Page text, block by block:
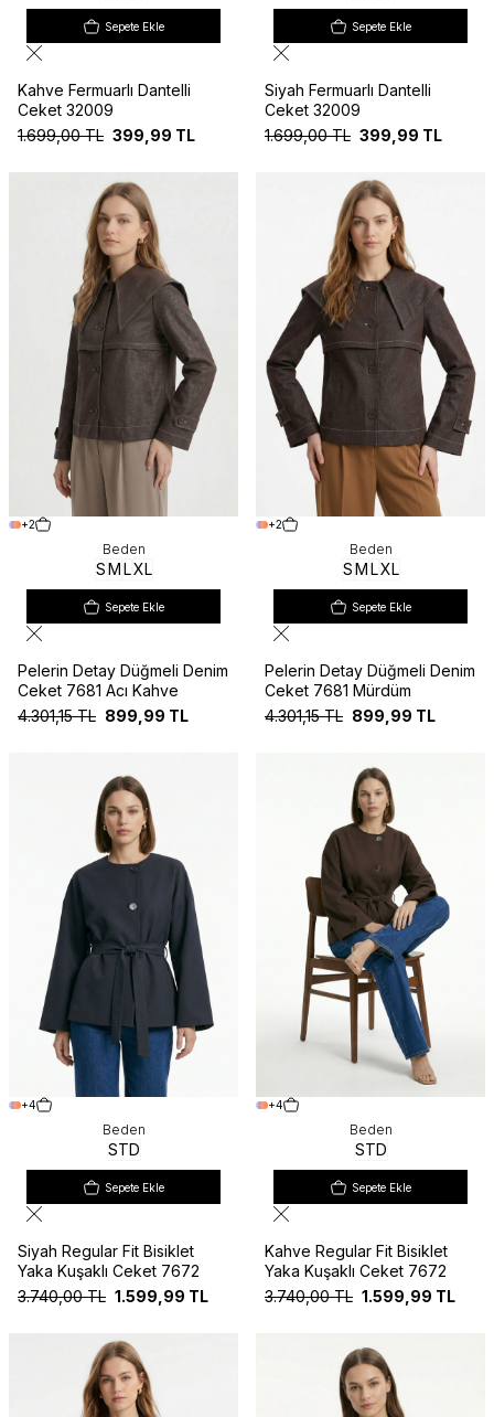
Sepete Ekle
Kahve Fermuarlı Dantelli
Ceket 32009
1.699,00TL 399,99 TL
Sepete Ekle
Siyah Fermuarlı Dantelli
Ceket 32009
1.699,00TL 399,99 TL
+2
Beden
SMLXL
Sepete Ekle
Pelerin Detay Düğmeli Denim
Ceket 7681 Acı Kahve
4.301,15TL 899,99 TL
+2
Beden
SMLXL
Sepete Ekle
Pelerin Detay Düğmeli Denim
Ceket 7681 Mürdüm
4.301,15TL 899,99 TL
+4
Beden
STD
Sepete Ekle
Siyah Regular Fit Bisiklet
Yaka Kuşaklı Ceket 7672
3.740,00TL 1.599,99 TL
+4
Beden
STD
Sepete Ekle
Kahve Regular Fit Bisiklet
Yaka Kuşaklı Ceket 7672
3.740,00TL 1.599,99 TL